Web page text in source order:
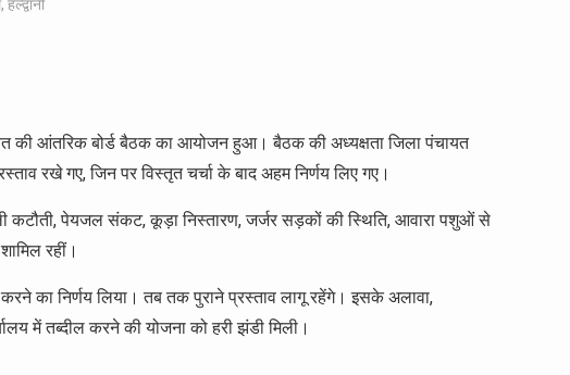
, हल्द्वानी
की आंतरिक बोर्ड बैठक का आयोजन हुआ। बैठक की अध्यक्षता जिला पंचायत
रखे गए, जिन पर विस्तृत चर्चा के बाद अहम निर्णय लिए गए।
कटौती, पेयजल संकट, कूड़ा निस्तारण, जर्जर सड़कों की स्थिति, आवारा पशुओं से
रहीं।
का निर्णय लिया। तब तक पुराने प्रस्ताव लागू रहेंगे। इसके अलावा,
में तब्दील करने की योजना को हरी झंडी मिली।